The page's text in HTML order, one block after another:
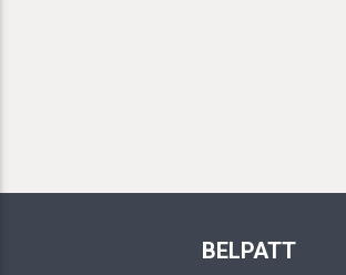
BELPATT